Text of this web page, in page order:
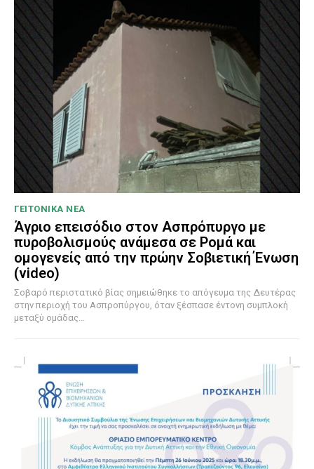
ΓΕΙΤΟΝΙΚΑ ΝΕΑ
Άγριο επεισόδιο στον Ασπρόπυργο με
πυροβολισμούς ανάμεσα σε Ρομά και
ομογενείς από την πρώην Σοβιετική Ένωση
(video)
Σοβαρό περιστατικό βίας σημειώθηκε το απόγευμα της Δευτέρας
στην περιοχή του Ασπροπύργου, όταν ξέσπασε έντονη συμπλοκή
μεταξύ ομάδας...